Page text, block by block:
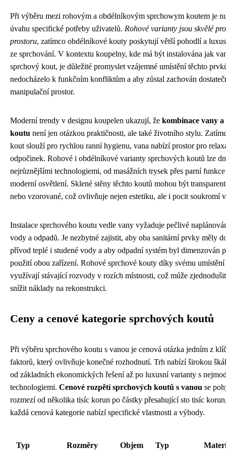
Při výběru mezi rohovým a obdélníkovým sprchowym koutem je
úvahu specifické potřeby uživatelů. Rohové varianty jsou skvělé
prostoru, zatímco obdélníkové kouty poskytují větší pohodlí a
ze sprchování. V kontextu koupelny, kde má být instalována jak
sprchový kout, je důležité promyslet vzájemné umístění těchto
nedocházelo k funkčním konfliktům a aby zůstal zachován
manipulační prostor.
Moderní trendy v designu koupelen ukazují, že kombinace vany a
koutu není jen otázkou praktičnosti, ale také životního stylu.
kout slouží pro rychlou ranní hygienu, vana nabízí prostor pro
odpočinek. Rohové i obdélníkové varianty sprchových koutů lze
nejrůznějšími technologiemi, od masážních trysek přes parní
moderní osvětlení. Sklené stěny těchto koutů mohou být
nebo vzorované, což ovlivňuje nejen estetiku, ale i pocit soukromí
Instalace sprchového koutu vedle vany vyžaduje pečlivé
vody a odpadů. Je nezbytné zajistit, aby oba sanitární prvky měly
přívod teplé i studené vody a aby odpadní systém byl dimenzován
použití obou zařízení. Rohové sprchové kouty díky svému umístění
využívají stávající rozvody v rozích místnosti, což může
snížit náklady na rekonstrukci.
Ceny a cenové kategorie sprchových koutů
Při výběru sprchového koutu s vanou je cenová otázka jedním z
faktorů, který ovlivňuje konečné rozhodnutí. Trh nabízí širokou
od základních ekonomických řešení až po luxusní varianty s
technologiemi. Cenové rozpětí sprchových koutů s vanou se
rozmezí od několika tisíc korun po částky přesahující sto tisíc
každá cenová kategorie nabízí specifické vlastnosti a výhody.
Typ
Rozměry
Objem
Typ